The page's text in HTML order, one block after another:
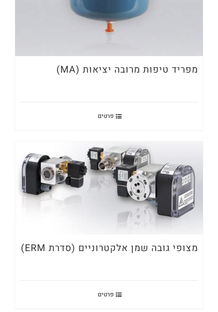
מפריד טיפות מרובה יציאות (MA)
פרטים
מצופי גובה שמן אלקטרוניים (סדרת ERM)
פרטים